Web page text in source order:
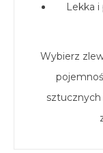
Lekka i
Wybierz